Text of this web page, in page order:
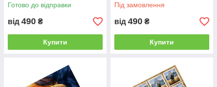
Готово до відправки
від 490 ₴
Купити
Під замовлення
від 490 ₴
Купити